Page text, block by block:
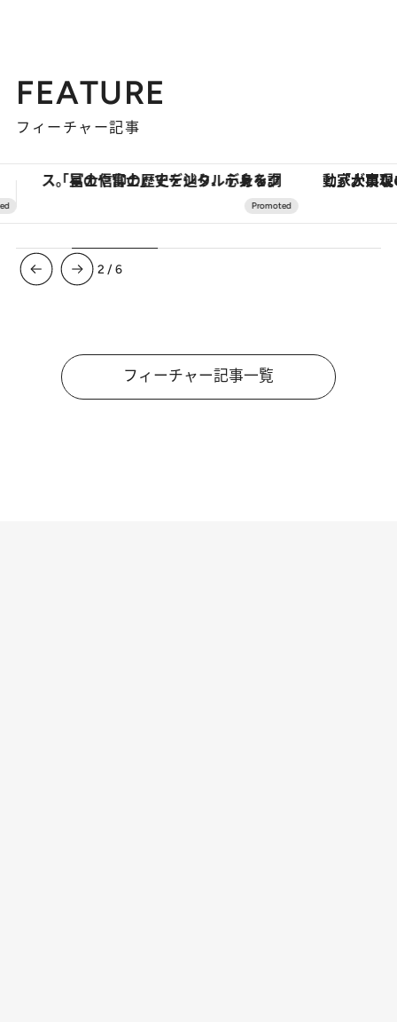
FEATURE
フィーチャー記事
「大事なのは地域の意識を変えること」。ロレックス賞受賞の自然保護活動家が実現させたナイジェリアの自然環境の復活 ヴァシュロン・コンスタンタ
3 /6
フィーチャー記事一覧